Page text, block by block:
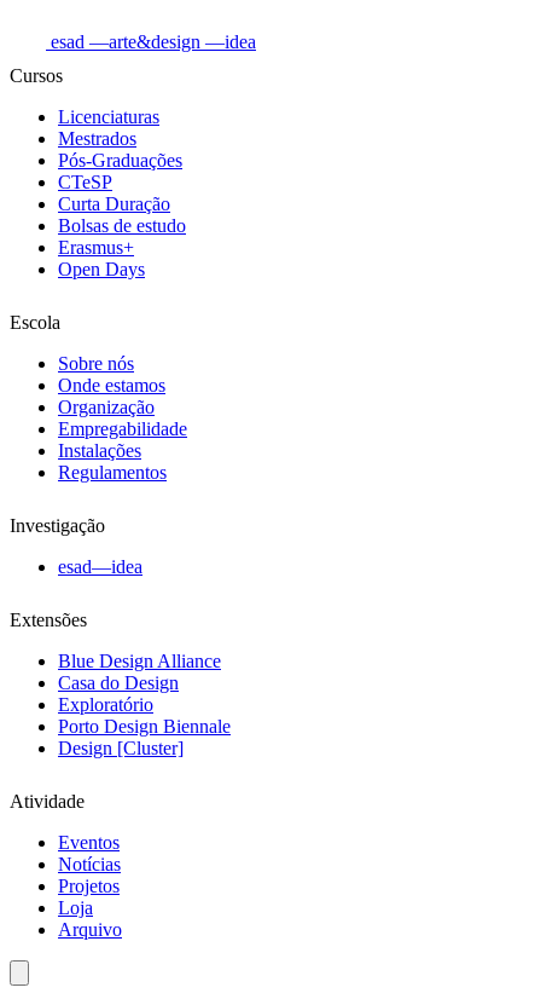
esad —arte&design —idea
Cursos
Licenciaturas
Mestrados
Pós-Graduações
CTeSP
Curta Duração
Bolsas de estudo
Erasmus+
Open Days
Escola
Sobre nós
Onde estamos
Organização
Empregabilidade
Instalações
Regulamentos
Investigação
esad—idea
Extensões
Blue Design Alliance
Casa do Design
Exploratório
Porto Design Biennale
Design [Cluster]
Atividade
Eventos
Notícias
Projetos
Loja
Arquivo